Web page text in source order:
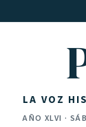
LA VOZ
AÑO XLVI ·